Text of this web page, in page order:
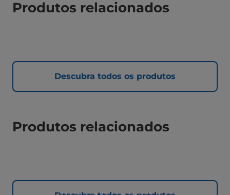
Produtos relacionados
Descubra todos os produtos
Produtos relacionados